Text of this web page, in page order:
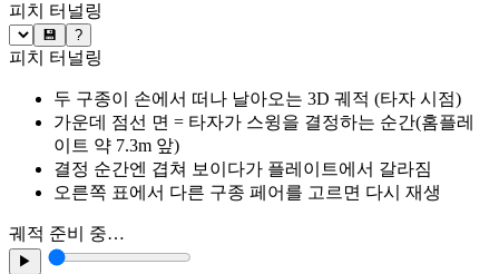
피치 터널링
💾 ?
피치 터널링
두 구종이 손에서 떠나 날아오는 3D 궤적 (타자 시점)
가운데 점선 면 = 타자가 스윙을 결정하는 순간(홈플레
이트 약 7.3m 앞)
결정 순간엔 겹쳐 보이다가 플레이트에서 갈라짐
오른쪽 표에서 다른 구종 페어를 고르면 다시 재생
궤적 준비 중…
▶